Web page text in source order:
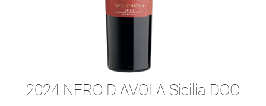
2024 NERO D AVOLA Sicilia DOC